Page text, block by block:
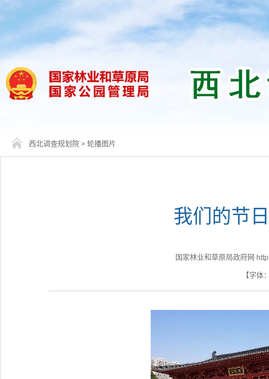
西北调查规划院 > 轮播图片
我们的节
国家林业和草原局政府网
【字体